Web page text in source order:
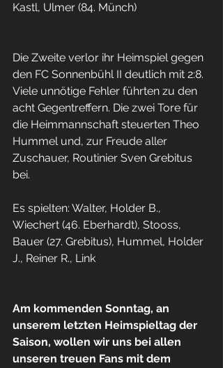
Kastl, Ulmer (84. Münch)
Die Zweite verlor ihr Heimspiel gegen
den FC Sonnenbühl II deutlich mit 2:8.
Viele unnötige Fehler führten zu den
acht Gegentreffern. Die zwei Tore für
die Heimmannschaft steuerten Theo
Hummel und, zur Freude aller
Zuschauer, Routinier Sven Grebitus
bei.
Es spielten: Walter, Holder B.,
Wiechert (46. Eberhardt), Stooss,
Bauer (27. Grebitus), Hummel, Holder
J., Reiner R., Link
Am kommenden Sonntag, an
unserem letzten Heimspieltag der
Saison, wollen wir uns bei allen
unseren treuen Fans mit dem